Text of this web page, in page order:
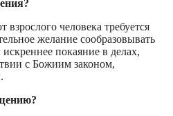
человека требуется
желание сообразовывать
покаяние в делах,
с Божиим законом,